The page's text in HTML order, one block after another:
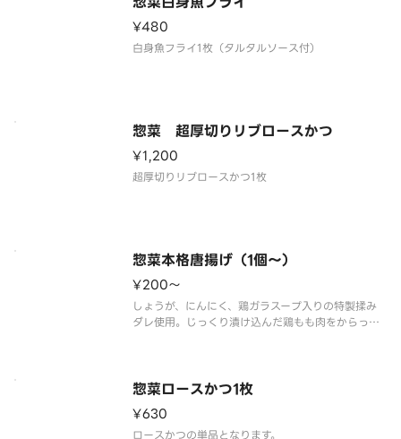
¥480
惣菜 超厚切りリブロースかつ
¥1,200
惣菜本格唐揚げ（1個～）
¥200〜
しょうが、にんにく、鶏ガラスープ入りの特製揉み
ダレ使用。じっくり漬け込んだ鶏もも肉をからっと
惣菜ロースかつ1枚
¥630